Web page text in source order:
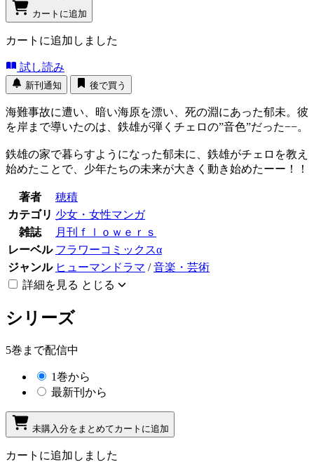
カートに追加
カートに追加しました
試し読み
新刊通知 後で買う
海難事故に遭い、暗い海原を漂い、死の淵にあった郁未。彼
を岸まで導いたのは、鉄雄が弾くチェロの”音色”だった−−。
鉄雄の家で暮らすようになった郁未に、鉄雄がチェロを教え
始めたことで、少年たちの未来が大きく動き始めたーー！！
著者
穂積
カテゴリ 少女・女性マンガ
雑誌
月刊ｆｌｏｗｅｒｓ
レーベル フラワーコミックスα
ジャンル ヒューマンドラマ /音楽・芸術
詳細を見る とじる
シリーズ
5巻まで配信中
1巻から
最新刊から
未購入分をまとめてカートに追加
カートに追加しました